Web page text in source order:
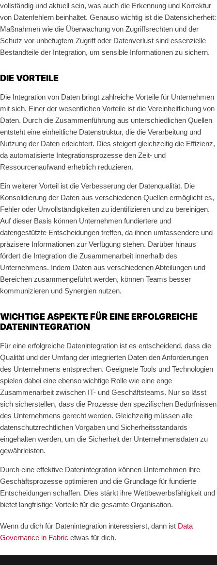
vollständig und aktuell sein, was auch die Erkennung und Korrektur
von Datenfehlern beinhaltet. Genauso wichtig ist die Datensicherheit:
Maßnahmen wie die Überwachung von Zugriffsrechten und der
Schutz vor unbefugtem Zugriff oder Datenverlust sind essenzielle
Bestandteile der Integration, um sensible Informationen zu sichern.
DIE VORTEILE
Die Integration von Daten bringt zahlreiche Vorteile für Unternehmen
mit sich. Einer der wesentlichen Vorteile ist die Vereinheitlichung von
Daten. Durch die Zusammenführung aus unterschiedlichen Quellen
entsteht eine einheitliche Datenstruktur, die die Verarbeitung und
Nutzung der Daten erleichtert. Dies steigert gleichzeitig die Effizienz,
da automatisierte Integrationsprozesse den Zeit- und
Ressourcenaufwand erheblich reduzieren.
Ein weiterer Vorteil ist die Verbesserung der Datenqualität. Die
Konsolidierung der Daten aus verschiedenen Quellen ermöglicht es,
Fehler oder Unvollständigkeiten zu identifizieren und zu bereinigen.
Auf dieser Basis können Unternehmen fundiertere und
datengestützte Entscheidungen treffen, da ihnen umfassendere und
präzisere Informationen zur Verfügung stehen. Darüber hinaus
fördert die Integration die Zusammenarbeit innerhalb des
Unternehmens. Indem Daten aus verschiedenen Abteilungen und
Bereichen zusammengeführt werden, können Teams besser
kommunizieren und Synergien nutzen.
WICHTIGE ASPEKTE FÜR EINE ERFOLGREICHE
DATENINTEGRATION
Für eine erfolgreiche Datenintegration ist es entscheidend, dass die
Qualität und der Umfang der integrierten Daten den Anforderungen
des Unternehmens entsprechen. Geeignete Tools und Technologien
spielen dabei eine ebenso wichtige Rolle wie eine enge
Zusammenarbeit zwischen IT- und Geschäftsteams. Nur so lässt
sich sicherstellen, dass die Prozesse den spezifischen Bedürfnissen
des Unternehmens gerecht werden. Gleichzeitig müssen alle
datenschutzrechtlichen Vorgaben und Sicherheitsstandards
eingehalten werden, um die Sicherheit der Unternehmensdaten zu
gewährleisten.
Durch eine effektive Datenintegration können Unternehmen ihre
Geschäftsprozesse optimieren und die Grundlage für fundierte
Entscheidungen schaffen. Dies stärkt ihre Wettbewerbsfähigkeit und
bietet langfristige Vorteile für die gesamte Organisation.
Wenn du dich für Datenintegration interessierst, dann ist Data
Governance in Fabric etwas für dich.